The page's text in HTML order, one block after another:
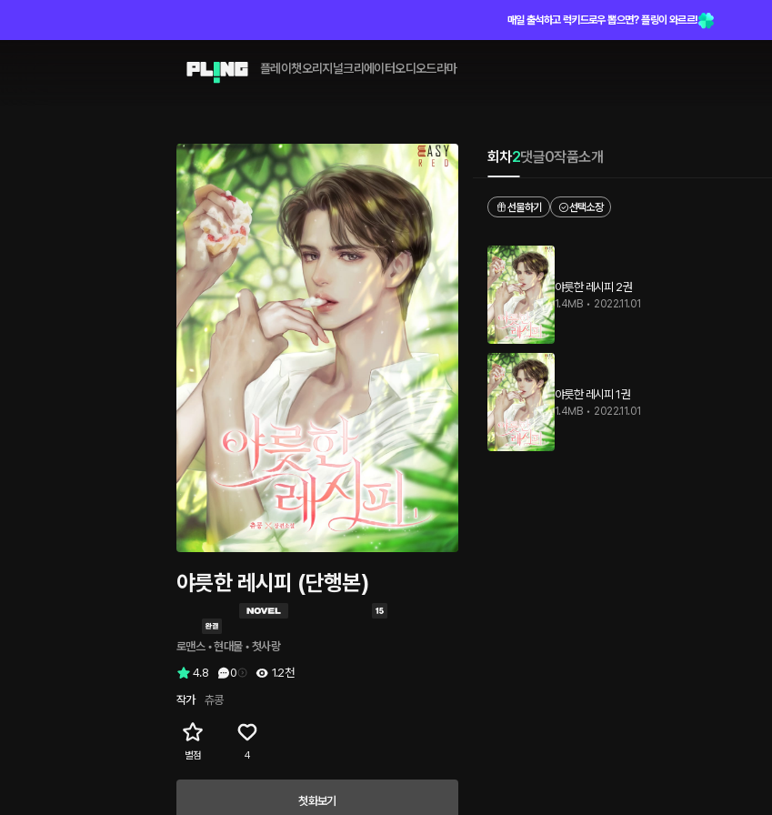
매일 출석하고 럭키드로우 뽑으면? 플링이 와르르!
플레이챗오리지널크리에이터오디오드라마
야릇한 레시피 (단행본)
로맨스 • 현대물 • 첫사랑
4.8
0
1.2천
작가
츄콩
별점 4
첫화보기
회차2댓글0작품소개
선물하기 선택소장
야릇한 레시피 2권
1.4MB • 2022.11.01
야릇한 레시피 1권
1.4MB • 2022.11.01